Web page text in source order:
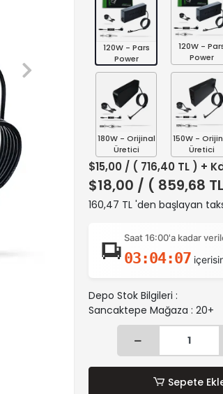
120W - Pars
Power
120W -
Power
180W - Orijinal
Üretici
150W -
Üretici
$15,00 / ( 716,40 TL ) +
$18,00 / ( 859,68
160,47 TL 'den başlayan
Saat 16:00'a kadar
03:04:06
Depo Stok Bilgileri :
Sancaktepe Mağaza : 20+
Sepete